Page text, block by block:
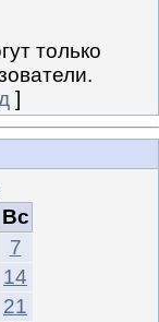
только
]
Вс
7
14
21